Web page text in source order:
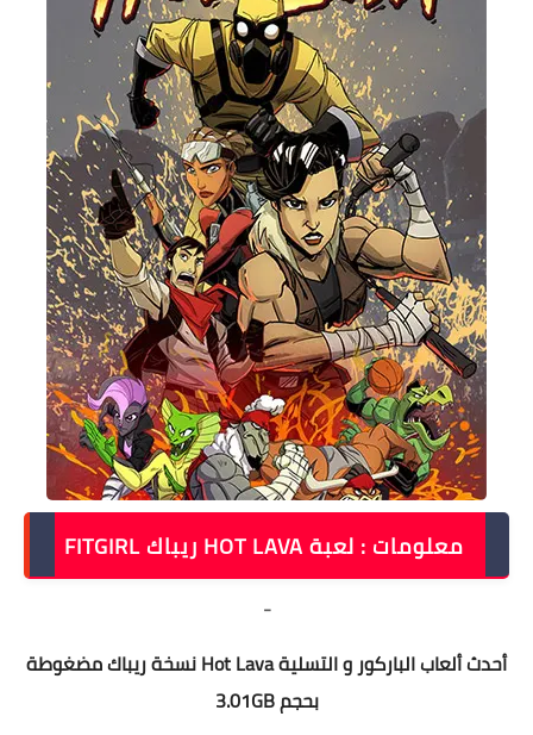
معلومات : لعبة HOT LAVA ريباك FITGIRL
-
أحدث ألعاب الباركور و التسلية Hot Lava نسخة ريباك مضغوطة
بحجم 3.01GB